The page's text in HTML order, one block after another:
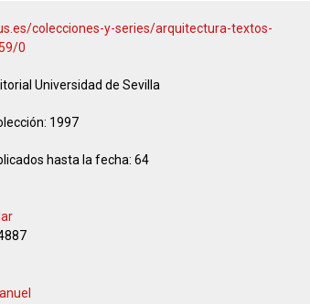
colecciones-y-series/arquitectura-textos-
0
Universidad de Sevilla
1997
hasta la fecha: 64